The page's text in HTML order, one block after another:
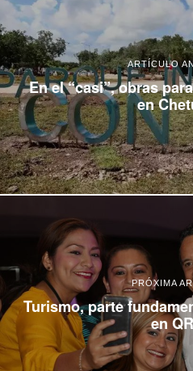
ARTÍCULO
En el “casi”, obras
en
PRÓXIMA
Turismo, parte
en